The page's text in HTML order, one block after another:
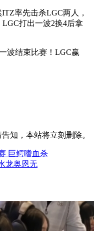
率先击杀LGC两人，
打出一波2换4后拿
波结束比赛！LGC赢
知，本站将立刻删除。
巨鳄嗜血杀
龙奥恩无